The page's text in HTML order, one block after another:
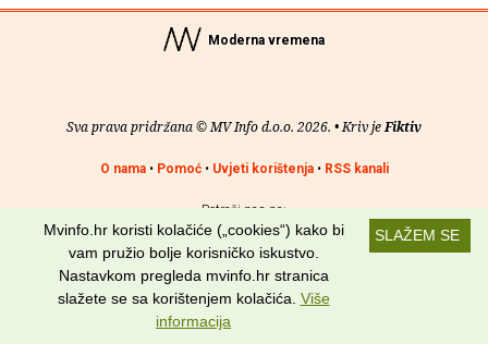
Moderna vremena
Sva prava pridržana © MV Info d.o.o. 2026. • Kriv jeFiktiv
O nama• Pomoć• Uvjeti korištenja• RSS kanali
Potraži nas na:
SLAŽEM SE
Mvinfo.hr koristi kolačiće („cookies“) kako bi
vam pružio bolje korisničko iskustvo.
Nastavkom pregleda mvinfo.hr stranica
slažete se sa korištenjem kolačića. Više
informacija